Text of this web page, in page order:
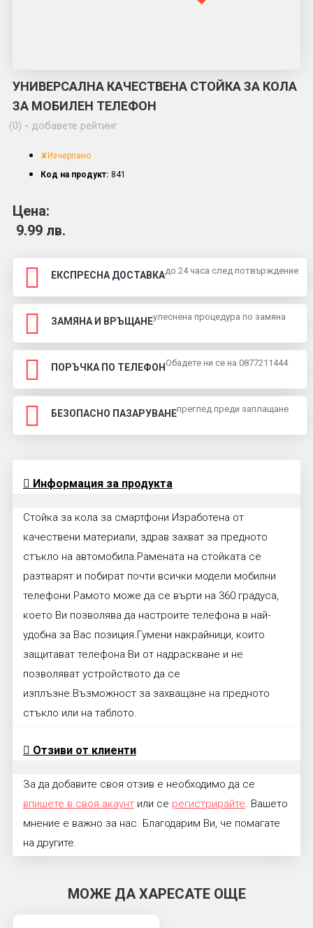
УНИВЕРСАЛНА КАЧЕСТВЕНА СТОЙКА ЗА КОЛА
ЗА МОБИЛЕН ТЕЛЕФОН
(0) - добавете рейтинг
Цена:
9.99 лв.
✘Изчерпано
Код на продукт: 841
ЕКСПРЕСНА ДОСТАВКАдо 24 часа след потвърждение
ЗАМЯНА И ВРЪЩАНЕулеснена процедура по замяна
ПОРЪЧКА ПО ТЕЛЕФОН Обадете ни се на 0877211444
БЕЗОПАСНО ПАЗАРУВАНЕпреглед преди заплащане
Информация за продукта
Стойка за кола за смартфони Изработена от
качествени материали, здрав захват за предното
стъкло на автомобила.Рамената на стойката се
разтварят и побират почти всички модели мобилни
телефони.Рамото може да се върти на 360 градуса,
което Ви позволява да настроите телефона в най-
удобна за Вас позиция.Гумени накрайници, които
защитават телефона Ви от надраскване и не
позволяват устройството да се
изплъзне.Възможност за захващане на предното
стъкло или на таблото.
Отзиви от клиенти
За да добавите своя отзив е необходимо да се
впишете в своя акаунт или се регистрирайте. Вашето
мнение е важно за нас. Благодарим Ви, че помагате
на другите.
МОЖЕ ДА ХАРЕСАТЕ ОЩЕ